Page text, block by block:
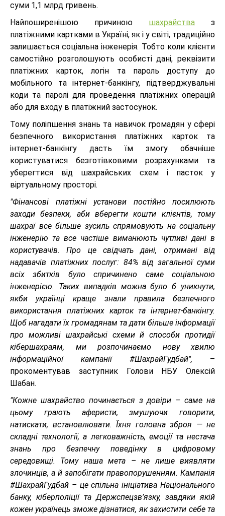
суми 1,1 млрд гривень.
Найпоширенішою причиною шахрайства з
платіжними картками в Україні, як і у світі, традиційно
залишається соціальна інженерія. Тобто коли клієнти
самостійно розголошують особисті дані, реквізити
платіжних карток, логін та пароль доступу до
мобільного та інтернет-банкінгу, підтверджувальні
коди та паролі для проведення платіжних операцій
або для входу в платіжний застосунок.
Тому поліпшення знань та навичок громадян у сфері
безпечного використання платіжних карток та
інтернет-банкінгу дасть їм змогу обачніше
користуватися безготівковими розрахунками та
уберегтися від шахрайських схем і пасток у
віртуальному просторі.
"Фінансові платіжні установи постійно посилюють
заходи безпеки, аби вберегти кошти клієнтів, тому
шахраї все більше зусиль спрямовують на соціальну
інженерію та все частіше виманюють чутливі дані в
користувачів. Про це свідчать дані, отримані від
надавачів платіжних послуг: 84% від загальної суми
всіх збитків було спричинено саме соціальною
інженерією. Таких випадків можна було б уникнути,
якби українці краще знали правила безпечного
використання платіжних карток та інтернет-банкінгу.
Щоб нагадати їх громадянам та дати більше інформації
про можливі шахрайські схеми й способи протидії
кібершахраям, ми розпочинаємо нову хвилю
інформаційної кампанії #ШахрайГудбай", –
прокоментував заступник Голови НБУ Олексій
Шабан.
"Кожне шахрайство починається з довіри – саме на
цьому грають аферисти, змушуючи говорити,
натискати, встановлювати. Їхня головна зброя — не
складні технології, а легковажність, емоції та нестача
знань про безпечну поведінку в цифровому
середовищі. Тому наша мета – не лише виявляти
злочинців, а й запобігати правопорушенням. Кампанія
#ШахрайГудбай – це спільна ініціатива Національного
банку, кіберполіції та Держспецзв’язку, завдяки якій
кожен українець зможе дізнатися, як захистити себе та